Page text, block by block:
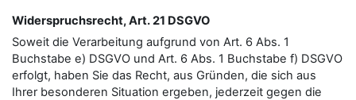
Widerspruchsrecht, Art. 21 DSGVO
Soweit die Verarbeitung aufgrund von Art. 6 Abs. 1
Buchstabe e) DSGVO und Art. 6 Abs. 1 Buchstabe f) DSGVO
erfolgt, haben Sie das Recht, aus Gründen, die sich aus
Ihrer besonderen Situation ergeben, jederzeit gegen die